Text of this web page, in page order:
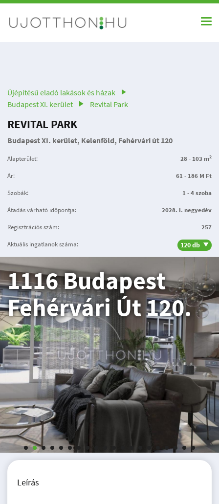
Újépítésű eladó lakások és házak
Budapest XI. kerület
Revital Park
REVITAL PARK
Budapest XI. kerület, Kelenföld, Fehérvári út 120
Alapterület: 28 - 103 m2
Ár: 61 - 186 M Ft
Szobák: 1 - 4 szoba
Átadás várható időpontja: 2028. I. negyedév
Regisztrációs szám: 257
Aktuális ingatlanok száma: 120 db
1116 Budapest
Fehérvári Út 120.
Leírás